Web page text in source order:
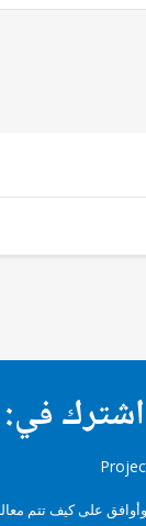
اشترك في:
وأوافق على كيف تتم